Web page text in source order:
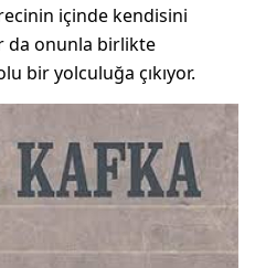
içinde kendisini
da onunla birlikte
bir yolculuğa çıkıyor.